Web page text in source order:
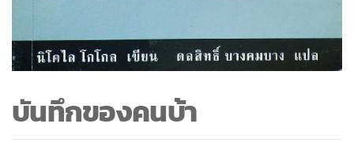
บันทึกของคนบ้า